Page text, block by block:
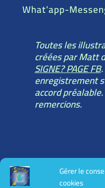
Gérer le
cookies
What’app-
Toutes les
créées par Matt
SIGNE? PAGE FB
enregistrement
accord
remercions.
Toutes les
mentions légales